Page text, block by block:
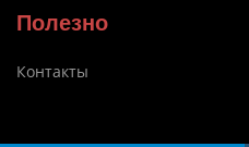
Полезно
Контакты